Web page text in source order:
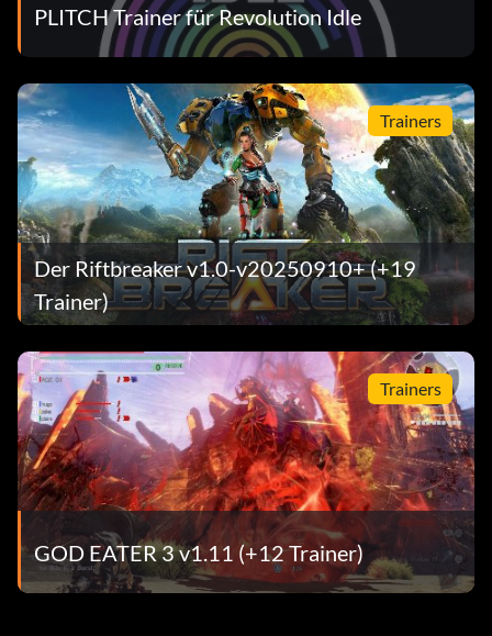
PLITCH Trainer für Revolution Idle
Trainers
Der Riftbreaker v1.0-v20250910+ (+19
Trainer)
Trainers
GOD EATER 3 v1.11 (+12 Trainer)